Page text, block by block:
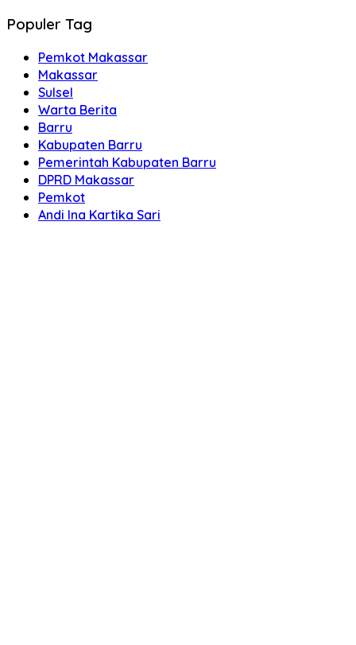
Populer Tag
Pemkot Makassar
Makassar
Sulsel
Warta Berita
Barru
Kabupaten Barru
Pemerintah Kabupaten Barru
DPRD Makassar
Pemkot
Andi Ina Kartika Sari